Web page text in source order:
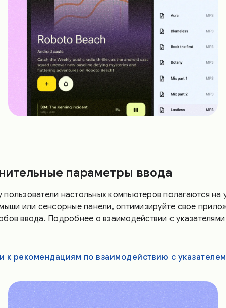
параметры ввода
пользователи настольных компьютеров полагаются на
или сенсорные панели, оптимизируйте свое
ввода. Подробнее о взаимодействии с указателями
к рекомендациям по взаимодействию с